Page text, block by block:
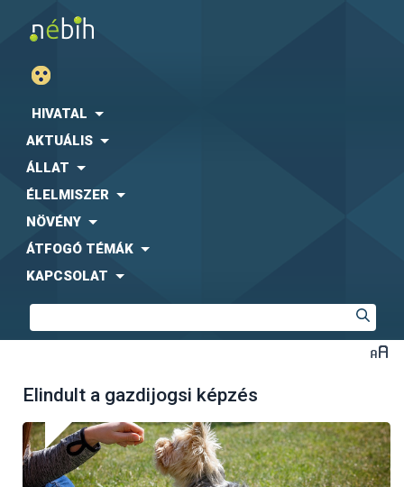
HIVATAL
AKTUÁLIS
ÁLLAT
ÉLELMISZER
NÖVÉNY
ÁTFOGÓ TÉMÁK
KAPCSOLAT
Elindult a gazdijogsi képzés